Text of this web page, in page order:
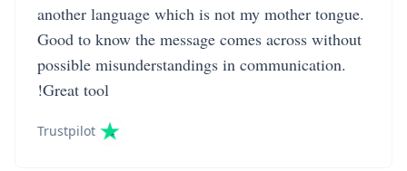
another language which is not my mother tongue.
Good to know the message comes across without
possible misunderstandings in communication.
Great tool!
Trustpilot